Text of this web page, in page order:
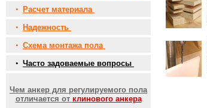
•
Расчет материала
•
Надежность
• Схема монтажа пола
• Часто задоваемые вопросы
Чем анкер для регулируемого пола
отличается от клинового анкера